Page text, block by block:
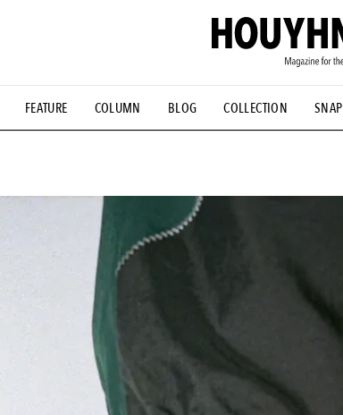
FEATURE COLUMN BLOG COLLECTION SNAP
#ESSENTIAL DESIGNS #古着サミット #NEW VINTAGE
#Commune H #FOCUS IT #AH.H #ととけん